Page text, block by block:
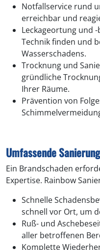
Notfallservice rund
erreichbar und
Leckageortung und
Technik finden und
Wasserschadens.
Trocknung und
gründliche
Ihrer Räume.
Prävention von
Umfassende
Ein Brandschaden
Expertise. Rainbow
Schnelle
schnell vor Ort, um
Ruß- und
aller betroffenen
Komplette